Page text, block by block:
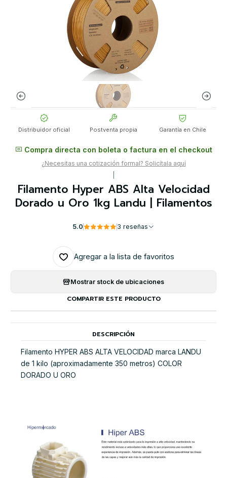
Distribuidor oficial Postventa propia Garantía en Chile
Compra directa con boleta o factura en el checkout
¿Necesitas una cotización formal? Solicítala aquí
Filamento Hyper ABS Alta Velocidad
Dorado u Oro 1kg Landu | Filamentos
5.0 3 reseñas
Agregar a la lista de favoritos
Mostrar stock de ubicaciones
COMPARTIR ESTE PRODUCTO
DESCRIPCIÓN
Filamento HYPER ABS ALTA VELOCIDAD marca LANDU
de 1 kilo (aproximadamente 350 metros) COLOR
DORADO U ORO